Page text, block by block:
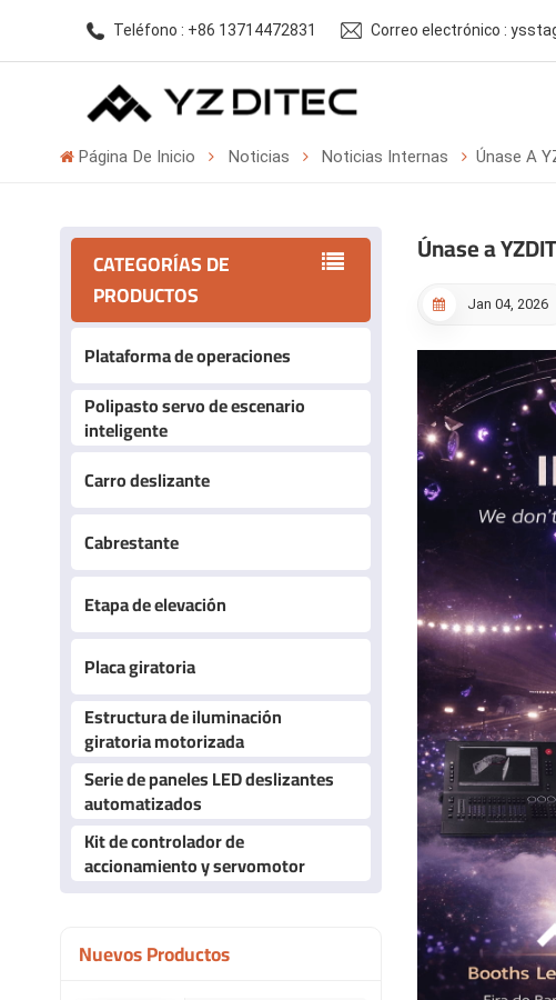
Teléfono : +86 13714472831 Correo electrónico :
Página De Inicio Noticias Noticias Internas Únase A
CATEGORÍAS DE
PRODUCTOS
Plataforma de operaciones
Polipasto servo de escenario
inteligente
Carro deslizante
Cabrestante
Etapa de elevación
Placa giratoria
Estructura de iluminación
giratoria motorizada
Serie de paneles LED deslizantes
automatizados
Kit de controlador de
accionamiento y servomotor
Nuevos Productos
Únase a
Jan 04, 2026